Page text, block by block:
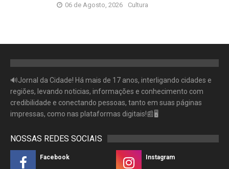
06 de Agosto, 2026 Cultura
🔊Jornal da Cidade! Há mais de 17 anos, interligando cidades e
regiões, levando noticias, informações e conhecimento com
credibilidade e conectando pessoas, tanto em suas páginas
impressas, como nas plataformas digitais!📰🖥
NOSSAS REDES SOCIAIS
Facebook Instagram